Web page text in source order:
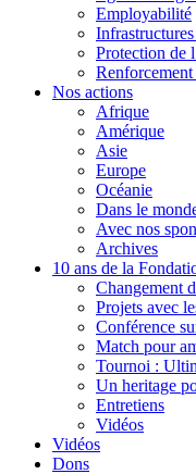
Employabilité
Protection de
Renforcement
Nos actions
Afrique
Amérique
Asie
Europe
Océanie
Dans le
Avec nos
Archives
10 ans de la
Changement
Projets avec
Conférence
Match pour
Tournoi :
Un heritage
Entretiens
Vidéos
Vidéos
Dons